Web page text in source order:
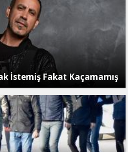
İstemiş Fakat Kaçamamış